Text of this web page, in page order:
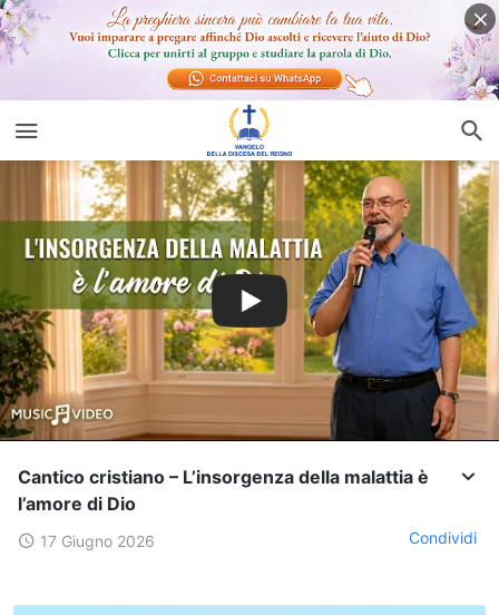
Cantico cristiano – L’insorgenza della malattia è
l’amore di Dio
17 Giugno 2026 Condividi